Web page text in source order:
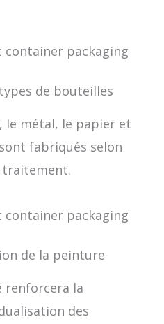
de bouteilles
le métal, le papier et
fabriqués selon
traitement.
de la peinture
renforcera la
des